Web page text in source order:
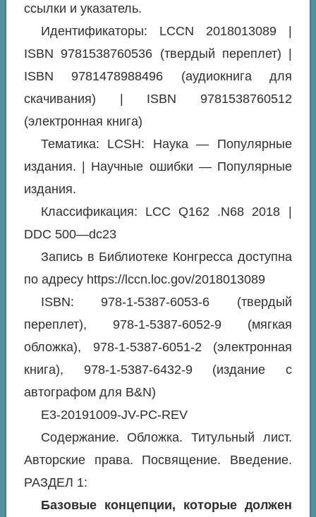
ссылки и указатель.
Идентификаторы: LCCN 2018013089 |
ISBN 9781538760536 (твердый переплет) |
ISBN 9781478988496 (аудиокнига для
скачивания) | ISBN 9781538760512
(электронная книга)
Тематика: LCSH: Наука — Популярные
издания. | Научные ошибки — Популярные
издания.
Классификация: LCC Q162 .N68 2018 |
DDC 500—dc23
Запись в Библиотеке Конгресса доступна
по адресу https://lccn.loc.gov/2018013089
ISBN: 978-1-5387-6053-6 (твердый
переплет), 978-1-5387-6052-9 (мягкая
обложка), 978-1-5387-6051-2 (электронная
книга), 978-1-5387-6432-9 (издание с
автографом для B&N)
E3-20191009-JV-PC-REV
Содержание. Обложка. Титульный лист.
Авторские права. Посвящение. Введение.
РАЗДЕЛ 1:
Базовые концепции, которые должен